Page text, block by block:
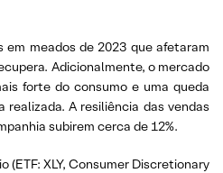
meados de 2023 que afetaram
Adicionalmente, o mercado
forte do consumo e uma queda
A resiliência das vendas
subirem cerca de 12%.
(ETF: XLY, Consumer Discretionary